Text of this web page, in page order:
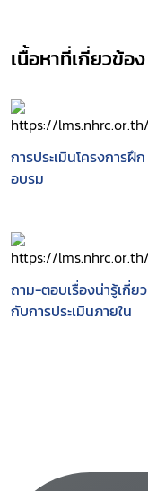
เนื้อหาที่เกี่ยวข้อง
การประเมินโครงการฝึก
อบรม
ถาม-ตอบเรื่องน่ารู้เกี่ยว
กับการประเมินภายใน